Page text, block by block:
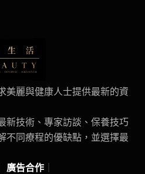
美麗與健康人士提供最新的資
新技術、專家訪談、保養技巧
不同療程的優缺點，並選擇最
廣告合作